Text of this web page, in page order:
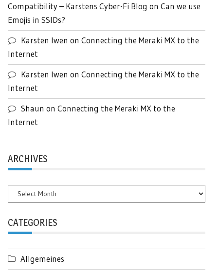
Compatibility – Karstens Cyber-Fi Blog on Can we use
Emojis in SSIDs?
Karsten Iwen on Connecting the Meraki MX to the
Internet
Karsten Iwen on Connecting the Meraki MX to the
Internet
Shaun on Connecting the Meraki MX to the
Internet
ARCHIVES
Archives
CATEGORIES
Allgemeines